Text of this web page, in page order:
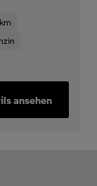
ansehen